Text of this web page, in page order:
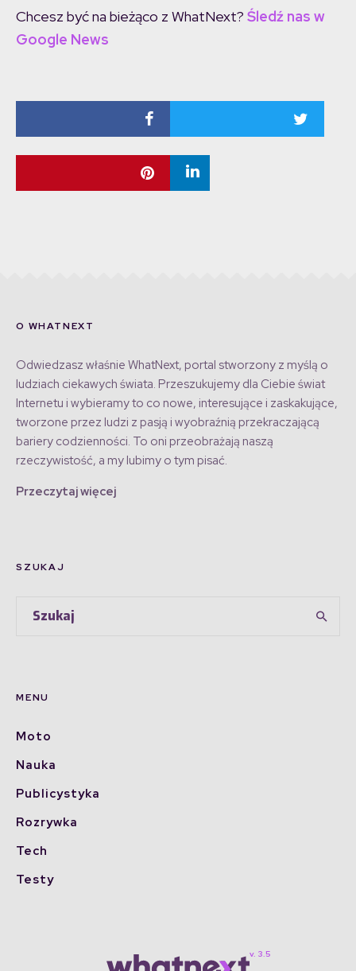
Chcesz być na bieżąco z WhatNext? Śledź nas w
Google News
O WHATNEXT
Odwiedzasz właśnie WhatNext, portal stworzony z myślą o
ludziach ciekawych świata. Przeszukujemy dla Ciebie świat
Internetu i wybieramy to co nowe, interesujące i zaskakujące,
tworzone przez ludzi z pasją i wyobraźnią przekraczającą
bariery codzienności. To oni przeobrażają naszą
rzeczywistość, a my lubimy o tym pisać.
Przeczytaj więcej
SZUKAJ
MENU
Moto
Nauka
Publicystyka
Rozrywka
Tech
Testy